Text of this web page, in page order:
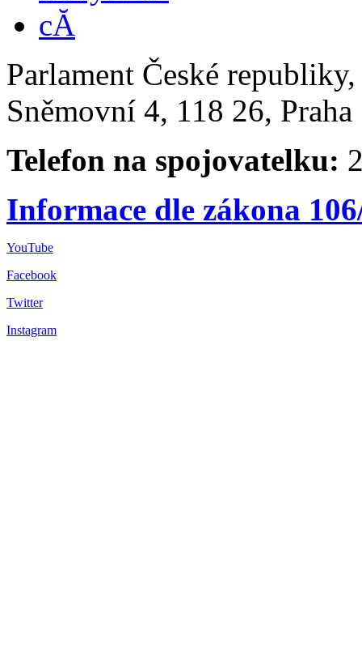
Parlament České
Sněmovní 4, 118 26,
Telefon na spojovatelku:
Informace dle zákona
YouTube
Facebook
Twitter
Instagram